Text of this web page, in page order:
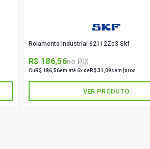
Rolamento Industrial 62112Zc3 Skf
R$ 186,56no PIX
Ou R$ 186,56em até 6x deR$ 31,09sem juros
VER PRODUTO